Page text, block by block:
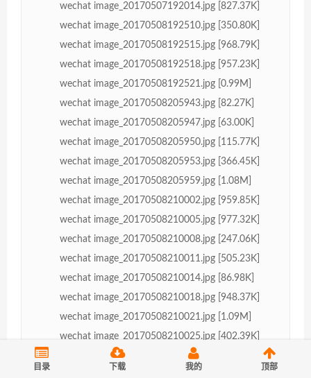
wechat image_20170507192014.jpg [827.37K]
wechat image_20170508192510.jpg [350.80K]
wechat image_20170508192515.jpg [968.79K]
wechat image_20170508192518.jpg [957.23K]
wechat image_20170508192521.jpg [0.99M]
wechat image_20170508205943.jpg [82.27K]
wechat image_20170508205947.jpg [63.00K]
wechat image_20170508205950.jpg [115.77K]
wechat image_20170508205953.jpg [366.45K]
wechat image_20170508205959.jpg [1.08M]
wechat image_20170508210002.jpg [959.85K]
wechat image_20170508210005.jpg [977.32K]
wechat image_20170508210008.jpg [247.06K]
wechat image_20170508210011.jpg [505.23K]
wechat image_20170508210014.jpg [86.98K]
wechat image_20170508210018.jpg [948.37K]
wechat image_20170508210021.jpg [1.09M]
wechat image_20170508210025.jpg [402.39K]
wechat image_20170508210028.jpg [326.46K]
目录 下载 我的 顶部